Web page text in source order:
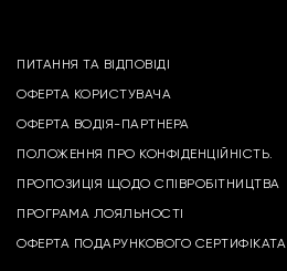
ПИТАННЯ ТА ВІДПОВІДІ
ОФЕРТА КОРИСТУВАЧА
ОФЕРТА ВОДІЯ-ПАРТНЕРА
ПОЛОЖЕННЯ ПРО КОНФІДЕНЦІЙНІСТЬ.
ПРОПОЗИЦІЯ ЩОДО СПІВРОБІТНИЦТВА
ПРОГРАМА ЛОЯЛЬНОСТІ
ОФЕРТА ПОДАРУНКОВОГО СЕРТИФІКАТА